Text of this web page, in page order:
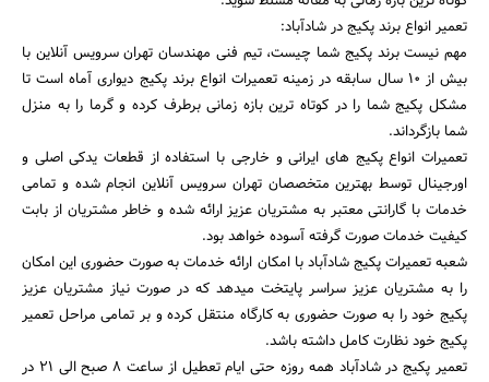
تعمیر انواع برند پکیج در شادآباد:
مهم نیست برند پکیج شما چیست، تیم فنی مهندسان تهران سرویس آنلاین با
بیش از ۱۰ سال سابقه در زمینه تعمیرات انواع برند پکیج دیواری آماه است تا
مشکل پکیج شما را در کوتاه ترین بازه زمانی برطرف کرده و گرما را به منزل
شما بازگرداند.
تعمیرات انواع پکیج های ایرانی و خارجی با استفاده از قطعات یدکی اصلی و
اورجینال توسط بهترین متخصصان تهران سرویس آنلاین انجام شده و تمامی
خدمات با گارانتی معتبر به مشتریان عزیز ارائه شده و خاطر مشتریان از بابت
کیفیت خدمات صورت گرفته آسوده خواهد بود.
شعبه تعمیرات پکیج شادآباد با امکان ارائه خدمات به صورت حضوری این امکان
را به مشتریان عزیز سراسر پایتخت میدهد که در صورت نیاز مشتریان عزیز
پکیج خود را به صورت حضوری به کارگاه منتقل کرده و بر تمامی مراحل تعمیر
پکیج خود نظارت کامل داشته باشد.
تعمیر پکیج در شادآباد همه روزه حتی ایام تعطیل از ساعت ۸ صبح الی ۲۱ در